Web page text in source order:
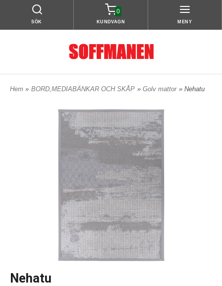
SÖK
0
KUNDVAGN MENY
Hem » BORD,MEDIABÄNKAR OCH SKÅP » Golv mattor » Nehatu
Nehatu